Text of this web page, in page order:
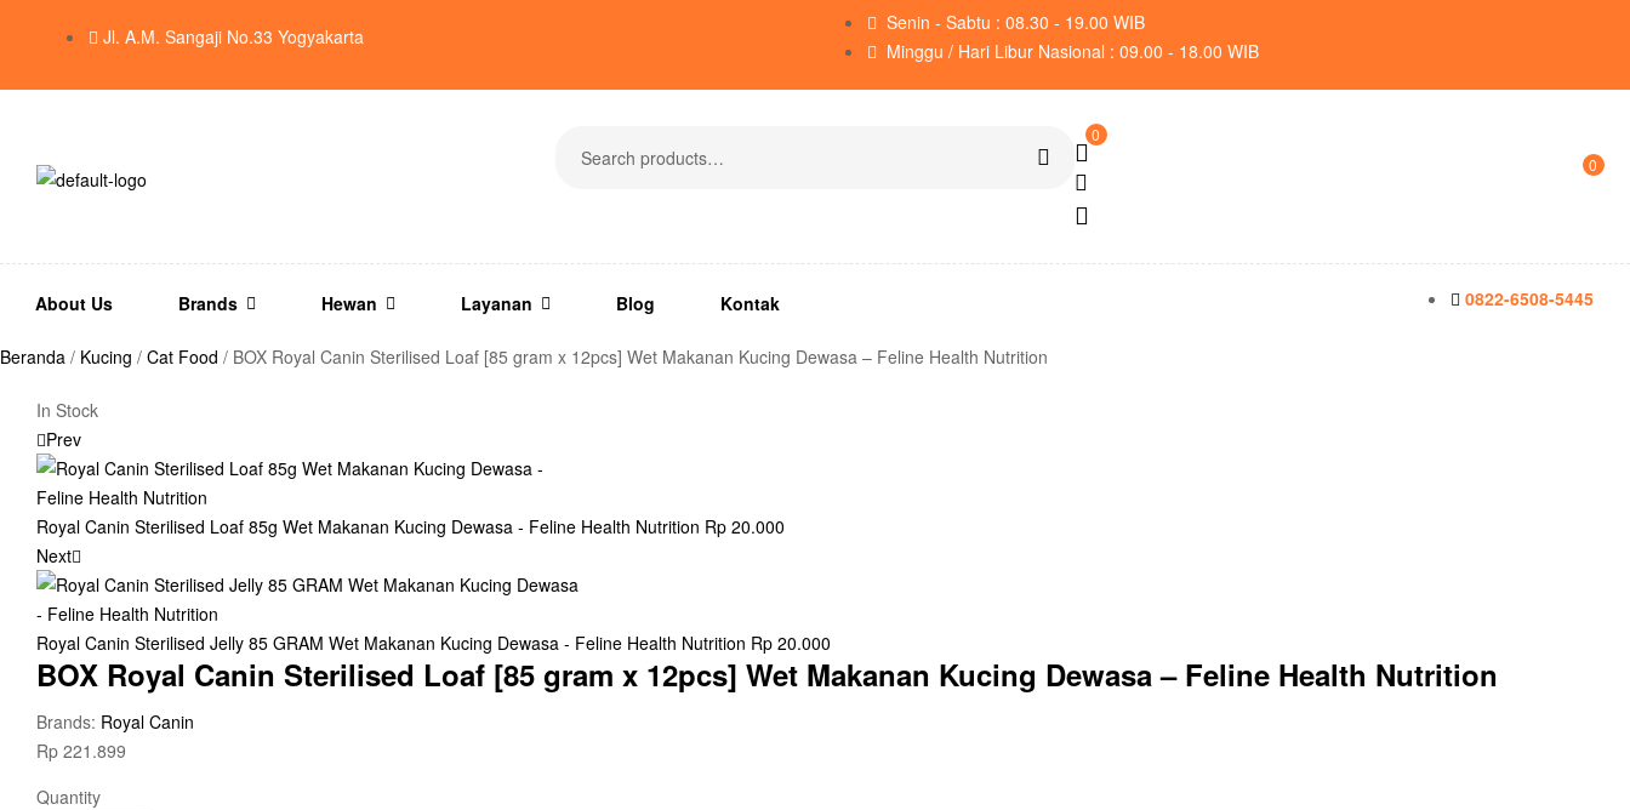
Jl. A.M. Sangaji No.33 Yogyakarta
Senin - Sabtu : 08.30 - 19.00 WIB
Minggu / Hari Libur Nasional : 09.00 - 18.00 WIB
0
0
About Us Brands Hewan Layanan Blog Kontak 0822-6508-5445
Beranda / Kucing / Cat Food / BOX Royal Canin Sterilised Loaf [85 gram x 12pcs] Wet Makanan Kucing Dewasa – Feline Health Nutrition
In Stock
Prev
Royal Canin Sterilised Loaf 85g Wet Makanan Kucing Dewasa - Feline Health Nutrition Rp 20.000
Next
Royal Canin Sterilised Jelly 85 GRAM Wet Makanan Kucing Dewasa - Feline Health Nutrition Rp 20.000
BOX Royal Canin Sterilised Loaf [85 gram x 12pcs] Wet Makanan Kucing Dewasa – Feline Health Nutrition
Brands: Royal Canin
Rp 221.899
Quantity